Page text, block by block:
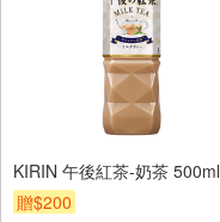
KIRIN 午後紅茶-奶茶 500ml
贈$200